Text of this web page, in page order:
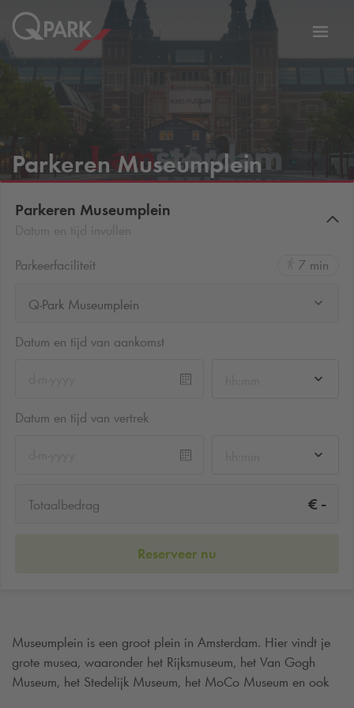
Parkeren Museumplein
Parkeren Museumplein
Parkeerfaciliteit
7 min
Q-Park Museumplein
Datum en tijd van aankomst
Datum en tijd van vertrek
Totaalbedrag € -
Reserveer nu
Museumplein is een groot plein in Amsterdam. Hier vindt je
grote musea, waaronder het Rijksmuseum, het Van Gogh
Museum, het Stedelijk Museum, het MoCo Museum en ook